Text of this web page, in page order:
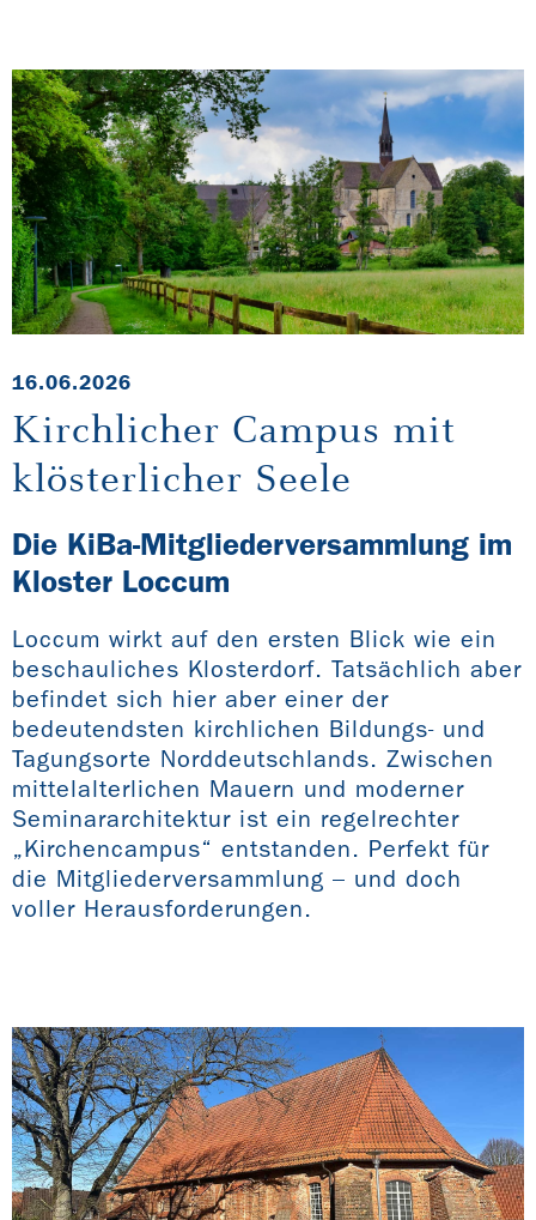
16.06.2026
Kirchlicher Campus mit
klösterlicher Seele
Die KiBa-Mitgliederversammlung im
Kloster Loccum
Loccum wirkt auf den ersten Blick wie ein
beschauliches Klosterdorf. Tatsächlich aber
befindet sich hier aber einer der
bedeutendsten kirchlichen Bildungs- und
Tagungsorte Norddeutschlands. Zwischen
mittelalterlichen Mauern und moderner
Seminararchitektur ist ein regelrechter
„Kirchencampus“ entstanden. Perfekt für
die Mitgliederversammlung – und doch
voller Herausforderungen.